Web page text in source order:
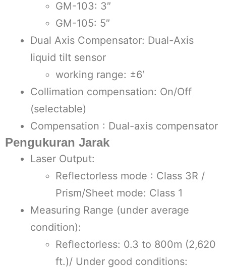
GM-103: 3″
GM-105: 5″
Dual Axis Compensator: Dual-Axis
liquid tilt sensor
working range: ±6′
Collimation compensation: On/Off
(selectable)
Compensation : Dual-axis compensator
Pengukuran Jarak
Laser Output:
Reflectorless mode : Class 3R /
Prism/Sheet mode: Class 1
Measuring Range (under average
condition):
Reflectorless: 0.3 to 800m (2,620
ft.)/ Under good conditions: